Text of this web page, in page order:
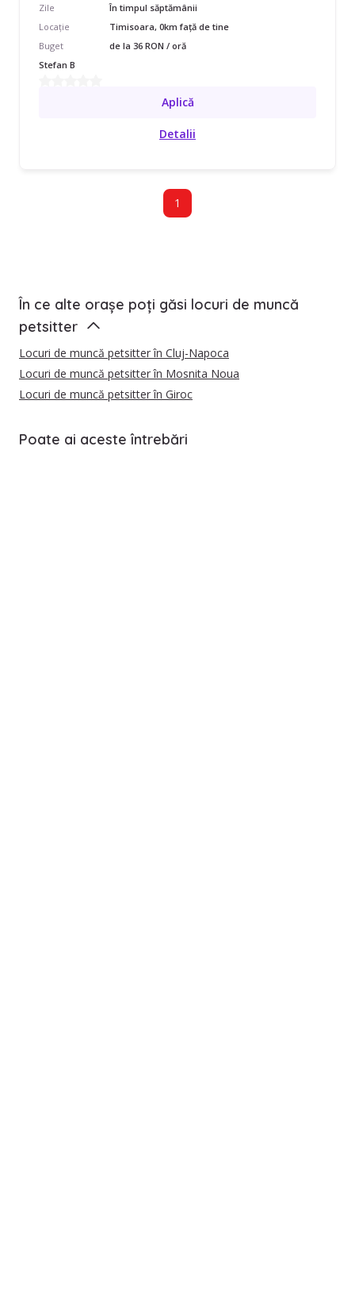
Zile
În timpul săptămânii
Locație
Timisoara, 0km față de tine
Buget
de la 36 RON / oră
Stefan B
Aplică
Detalii
1
În ce alte orașe poți găsi locuri de muncă
petsitter
Locuri de muncă petsitter în Cluj-Napoca
Locuri de muncă petsitter în Mosnita Noua
Locuri de muncă petsitter în Giroc
Poate ai aceste întrebări